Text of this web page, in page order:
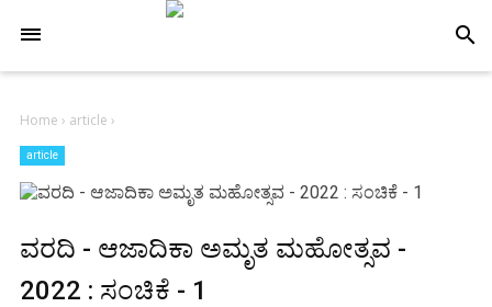
search
Home › article ›
article
ವರದಿ - ಆಜಾದಿಕಾ ಅಮೃತ ಮಹೋತ್ಸವ -
2022 : ಸಂಚಿಕೆ - 1